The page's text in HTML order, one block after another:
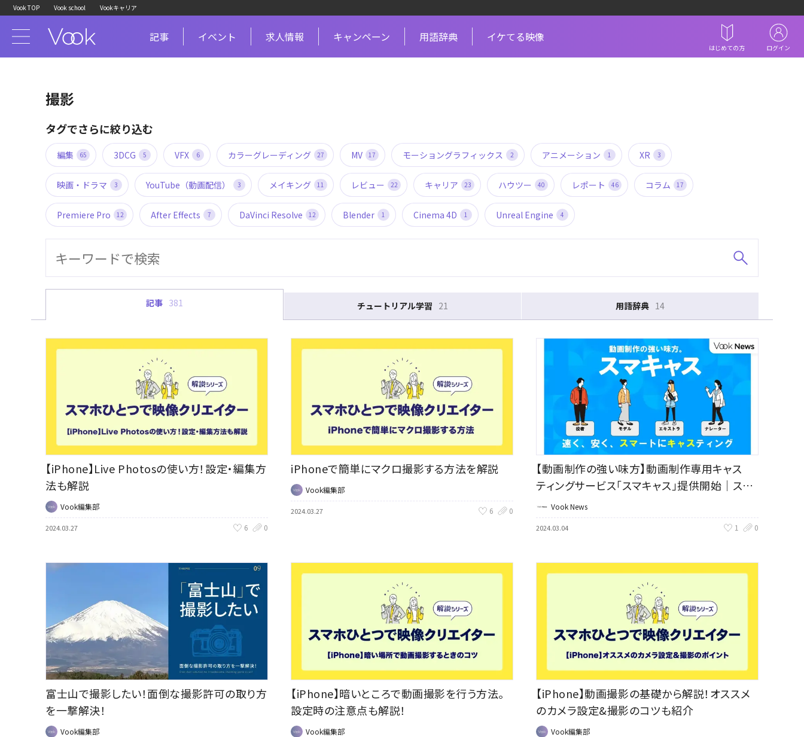
Vook TOP Vook school Vookキャリア
記事 イベント 求人情報 キャンペーン 用語辞典 イケてる映像
はじめての方 ログイン
撮影
タグでさらに絞り込む
編集 65 3DCG 5 VFX 6 カラーグレーディング 27 MV 17 モーショングラフィックス 2 アニメーション 1 XR 3
映画・ドラマ 3 YouTube（動画配信） 3 メイキング 11 レビュー 22 キャリア 23 ハウツー 40 レポート 46 コラム 17
Premiere Pro 12 After Effects 7 DaVinci Resolve 12 Blender 1 Cinema 4D 1 Unreal Engine 4
記事 381 チュートリアル学習 21 用語辞典 14
【iPhone】Live Photosの使い方！設定・編集方
法も解説
Vook編集部
2024.03.27 6 0
iPhoneで簡単にマクロ撮影する方法を解説
Vook編集部
2024.03.27 6 0
【動画制作の強い味方】動画制作専用キャス
ティングサービス「スマキャス」提供開始｜スカ
リーVook News
2024.03.04 1 0
富士山で撮影したい！面倒な撮影許可の取り方
を一撃解決！
Vook編集部
【iPhone】暗いところで動画撮影を行う方法。
設定時の注意点も解説！
Vook編集部
【iPhone】動画撮影の基礎から解説！オススメ
のカメラ設定&撮影のコツも紹介
Vook編集部